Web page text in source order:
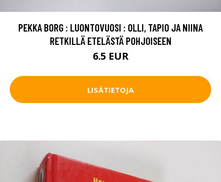
PEKKA BORG : LUONTOVUOSI : OLLI, TAPIO JA NIINA
RETKILLÄ ETELÄSTÄ POHJOISEEN
6.5 EUR
LISÄTIETOJA